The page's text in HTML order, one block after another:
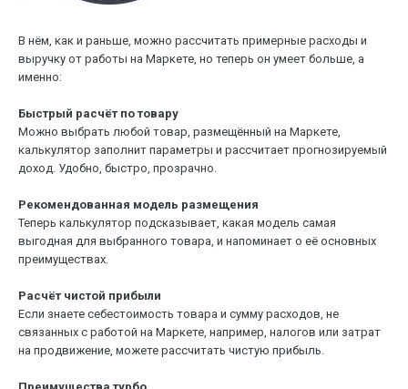
В нём, как и раньше, можно рассчитать примерные расходы и
выручку от работы на Маркете, но теперь он умеет больше, а
именно:
Быстрый расчёт по товару
Можно выбрать любой товар, размещённый на Маркете,
калькулятор заполнит параметры и рассчитает прогнозируемый
доход. Удобно, быстро, прозрачно.
Рекомендованная модель размещения
Теперь калькулятор подсказывает, какая модель самая
выгодная для выбранного товара, и напоминает о её основных
преимуществах.
Расчёт чистой прибыли
Если знаете себестоимость товара и сумму расходов, не
связанных с работой на Маркете, например, налогов или затрат
на продвижение, можете рассчитать чистую прибыль.